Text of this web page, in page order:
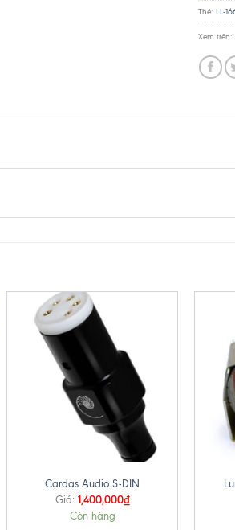
Thẻ: LL-
Xem trên:
Cardas Audio S-DIN
Giá: 1,400,000₫
Còn hàng